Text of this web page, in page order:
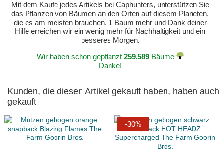
Mit dem Kaufe jedes Artikels bei Caphunters, unterstützen Sie
das Pflanzen von Bäumen an den Orten auf diesem Planeten,
die es am meisten brauchen. 1 Baum mehr und Dank deiner
Hilfe erreichen wir ein wenig mehr für Nachhaltigkeit und ein
besseres Morgen.
Wir haben schon gepflanzt 259.589Bäume
Danke!
Kunden, die diesen Artikel gekauft haben, haben auch
gekauft
-30%